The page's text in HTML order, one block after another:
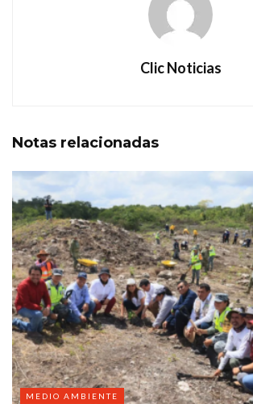
Clic Noticias
Notas relacionadas
MEDIO AMBIENTE